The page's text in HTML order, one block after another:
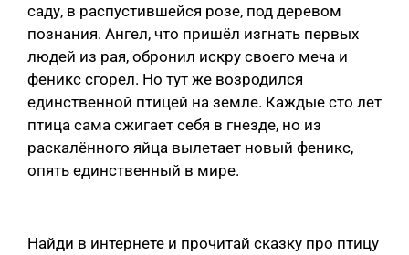
саду, в распустившейся розе, под деревом
познания. Ангел, что пришёл изгнать первых
людей из рая, обронил искру своего меча и
феникс сгорел. Но тут же возродился
единственной птицей на земле. Каждые сто лет
птица сама сжигает себя в гнезде, но из
раскалённого яйца вылетает новый феникс,
опять единственный в мире.
Найди в интернете и прочитай сказку про птицу